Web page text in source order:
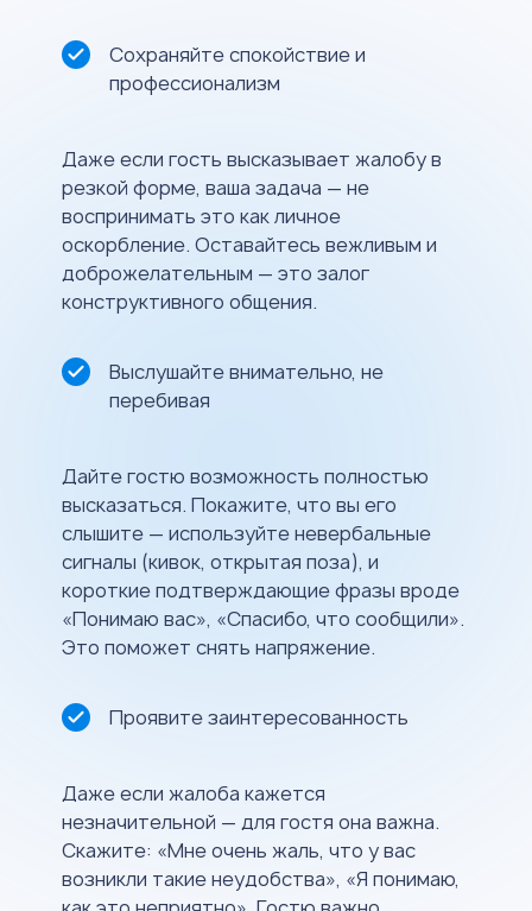
Сохраняйте спокойствие и
профессионализм
Даже если гость высказывает жалобу в
резкой форме, ваша задача — не
воспринимать это как личное
оскорбление. Оставайтесь вежливым и
доброжелательным — это залог
конструктивного общения.
Выслушайте внимательно, не
перебивая
Дайте гостю возможность полностью
высказаться. Покажите, что вы его
слышите — используйте невербальные
сигналы (кивок, открытая поза), и
короткие подтверждающие фразы вроде
«Понимаю вас», «Спасибо, что сообщили».
Это поможет снять напряжение.
Проявите заинтересованность
Даже если жалоба кажется
незначительной — для гостя она важна.
Скажите: «Мне очень жаль, что у вас
возникли такие неудобства», «Я понимаю,